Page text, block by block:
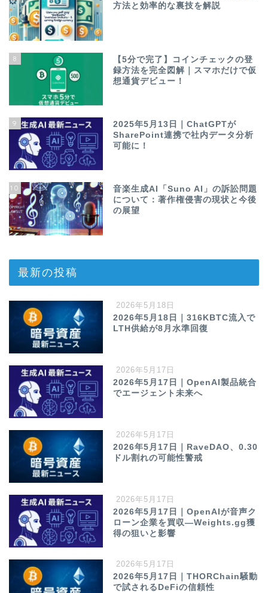
方法と効率的な裏技を解説
8
【5分で完了】コインチェックの登
録方法を完全図解｜スマホだけで仮
想通貨デビュー！
9
2025年5月13日｜ChatGPTが
SharePoint連携で社内データ分析
可能に！
10
音楽生成AI「Suno AI」の訴訟問題
について：著作権侵害の現状と今後
の展望
最新の投稿
2026年5月18日
2026年5月18日｜316KBTC流入で
LTH供給が8月水準回復
2026年5月17日
2026年5月17日｜OpenAI製品統合
でエージェント未来へ
2026年5月17日
2026年5月17日｜RaveDAO、0.30
ドル割れの可能性警戒
2026年5月17日
2026年5月17日｜OpenAIが音声ク
ローン企業を買収—Weights.gg獲
得の狙いと影響
2026年5月17日
2026年5月17日｜THORChain騒動
で試されるDeFiの信頼性